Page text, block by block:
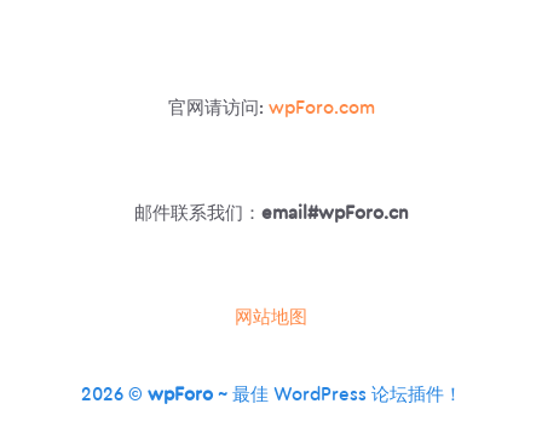
官网请访问: wpForo.com
邮件联系我们： email#wpForo.cn
网站地图
2026 © wpForo~ 最佳 WordPress 论坛插件！